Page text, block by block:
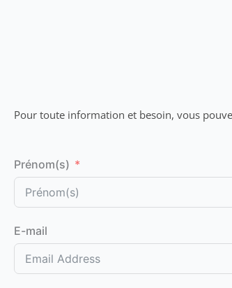
Pour toute information et besoin, vous
Prénom(s)
E-mail